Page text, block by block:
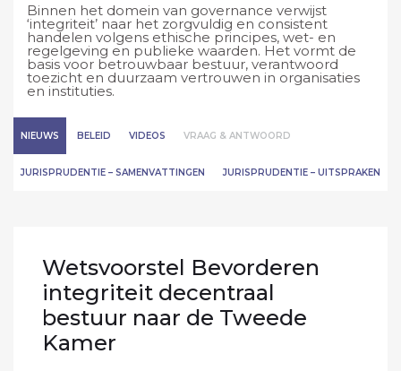
Binnen het domein van governance verwijst
‘integriteit’ naar het zorgvuldig en consistent
handelen volgens ethische principes, wet- en
regelgeving en publieke waarden. Het vormt de
basis voor betrouwbaar bestuur, verantwoord
toezicht en duurzaam vertrouwen in organisaties
en instituties.
NIEUWS BELEID VIDEOS VRAAG & ANTWOORD
JURISPRUDENTIE – SAMENVATTINGEN JURISPRUDENTIE – UITSPRAKEN
Wetsvoorstel Bevorderen
integriteit decentraal
bestuur naar de Tweede
Kamer